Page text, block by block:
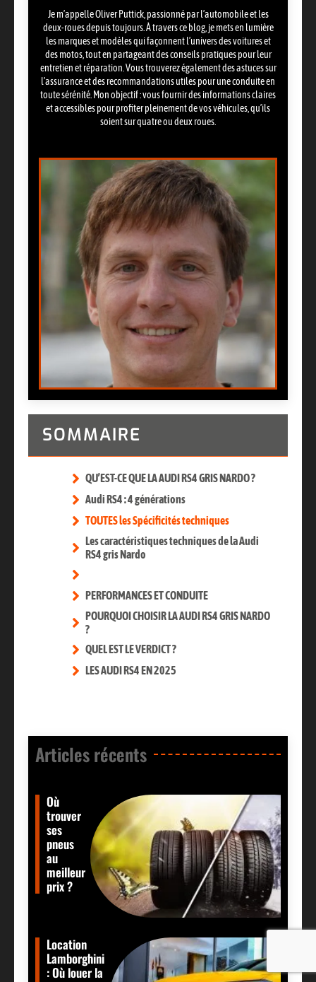
Je m’appelle Oliver Puttick, passionné par l’automobile et les
deux-roues depuis toujours. À travers ce blog, je mets en lumière
les marques et modèles qui façonnent l’univers des voitures et
des motos, tout en partageant des conseils pratiques pour leur
entretien et réparation. Vous trouverez également des astuces sur
l’assurance et des recommandations utiles pour une conduite en
toute sérénité. Mon objectif : vous fournir des informations claires
et accessibles pour profiter pleinement de vos véhicules, qu’ils
soient sur quatre ou deux roues.
SOMMAIRE
QU’EST-CE QUE LA AUDI RS4 GRIS NARDO ?
Audi RS4 : 4 générations
TOUTES les Spécificités techniques
Les caractéristiques techniques de la Audi
RS4 gris Nardo
PERFORMANCES ET CONDUITE
POURQUOI CHOISIR LA AUDI RS4 GRIS NARDO
?
QUEL EST LE VERDICT ?
LES AUDI RS4 EN 2025
Articles récents​
Où
trouver
ses
pneus
au
meilleur
prix ?
Location
Lamborghini
: Où louer la